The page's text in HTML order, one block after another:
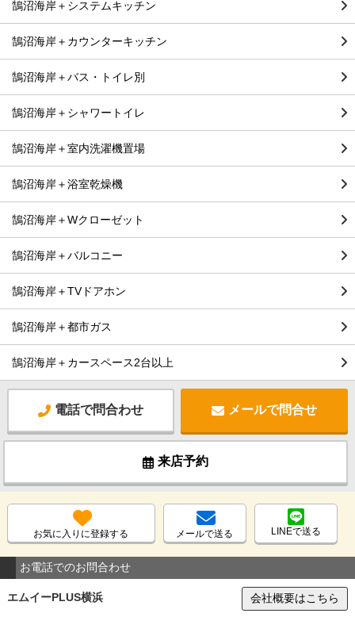
鵠沼海岸＋システムキッチン
鵠沼海岸＋カウンターキッチン
鵠沼海岸＋バス・トイレ別
鵠沼海岸＋シャワートイレ
鵠沼海岸＋室内洗濯機置場
鵠沼海岸＋浴室乾燥機
鵠沼海岸＋Wクローゼット
鵠沼海岸＋バルコニー
鵠沼海岸＋TVドアホン
鵠沼海岸＋都市ガス
鵠沼海岸＋カースペース2台以上
電話で問合わせ メールで問合せ
来店予約
お気に入りに登録する メールで送る LINEで送る
お電話でのお問合わせ
エムイーPLUS横浜 会社概要はこちら